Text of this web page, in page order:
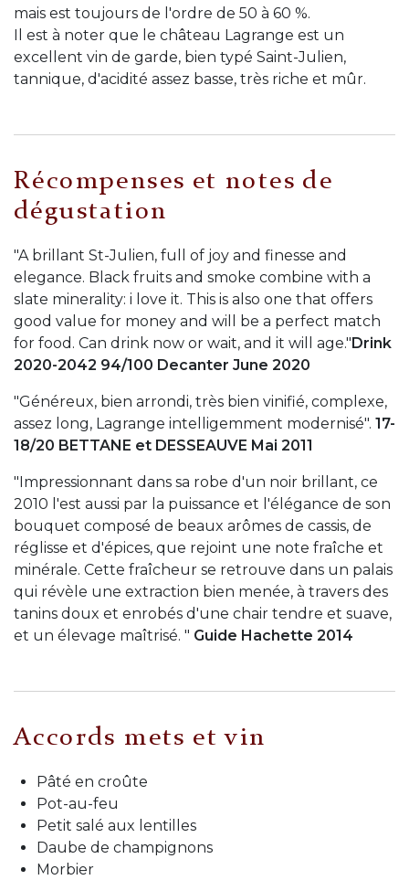
mais est toujours de l'ordre de 50 à 60 %.
Il est à noter que le château Lagrange est un
excellent vin de garde, bien typé Saint-Julien,
tannique, d'acidité assez basse, très riche et mûr.
Récompenses et notes de
dégustation
"A brillant St-Julien, full of joy and finesse and
elegance. Black fruits and smoke combine with a
slate minerality: i love it. This is also one that offers
good value for money and will be a perfect match
for food. Can drink now or wait, and it will age."Drink
2020-2042 94/100 Decanter June 2020
"Généreux, bien arrondi, très bien vinifié, complexe,
assez long, Lagrange intelligemment modernisé". 17-
18/20 BETTANE et DESSEAUVE Mai 2011
"Impressionnant dans sa robe d'un noir brillant, ce
2010 l'est aussi par la puissance et l'élégance de son
bouquet composé de beaux arômes de cassis, de
réglisse et d'épices, que rejoint une note fraîche et
minérale. Cette fraîcheur se retrouve dans un palais
qui révèle une extraction bien menée, à travers des
tanins doux et enrobés d'une chair tendre et suave,
et un élevage maîtrisé. " Guide Hachette 2014
Accords mets et vin
Pâté en croûte
Pot-au-feu
Petit salé aux lentilles
Daube de champignons
Morbier